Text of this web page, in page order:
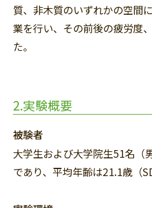
質、非木質のいずれかの空間
業を行い、その前後の疲労度
た。
2.実験概要
被験者
大学生および大学院生51名（
であり、平均年齢は21.1歳（